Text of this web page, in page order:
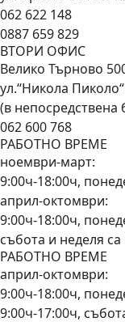
062 622 148
0887 659 829
ВТОРИ ОФИС
Велико Търново
ул.“Никола
(в
062 600 768
РАБОТНО ВРЕМЕ
ноември-март:
9:00ч-18:00ч,
април-октомври:
9:00ч-18:00ч,
събота и неделя
РАБОТНО ВРЕМЕ
април-октомври:
9:00ч-18:00ч,
9:00ч-17:00ч,